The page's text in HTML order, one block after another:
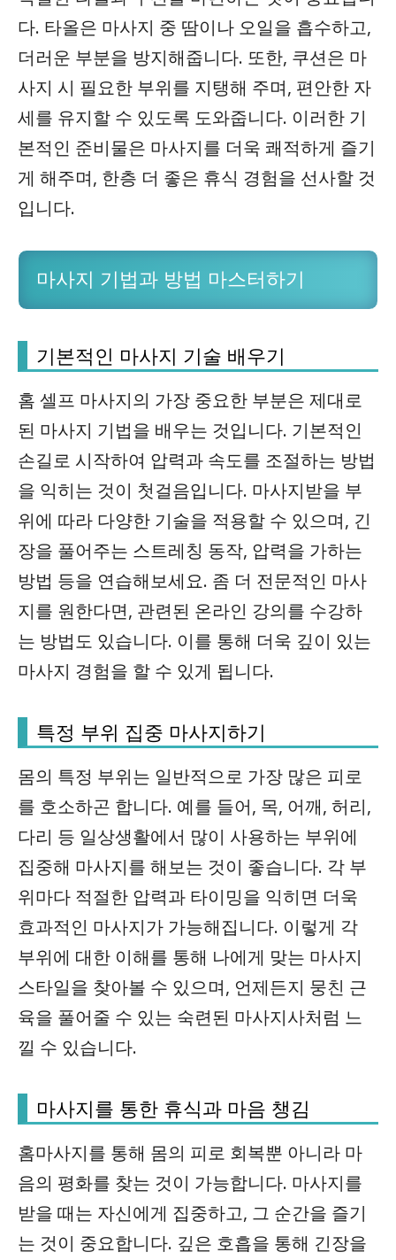
다. 타올은 마사지 중 땀이나 오일을 흡수하고,
더러운 부분을 방지해줍니다. 또한, 쿠션은 마
사지 시 필요한 부위를 지탱해 주며, 편안한 자
세를 유지할 수 있도록 도와줍니다. 이러한 기
본적인 준비물은 마사지를 더욱 쾌적하게 즐기
게 해주며, 한층 더 좋은 휴식 경험을 선사할 것
입니다.
마사지 기법과 방법 마스터하기
기본적인 마사지 기술 배우기
홈 셀프 마사지의 가장 중요한 부분은 제대로
된 마사지 기법을 배우는 것입니다. 기본적인
손길로 시작하여 압력과 속도를 조절하는 방법
을 익히는 것이 첫걸음입니다. 마사지받을 부
위에 따라 다양한 기술을 적용할 수 있으며, 긴
장을 풀어주는 스트레칭 동작, 압력을 가하는
방법 등을 연습해보세요. 좀 더 전문적인 마사
지를 원한다면, 관련된 온라인 강의를 수강하
는 방법도 있습니다. 이를 통해 더욱 깊이 있는
마사지 경험을 할 수 있게 됩니다.
특정 부위 집중 마사지하기
몸의 특정 부위는 일반적으로 가장 많은 피로
를 호소하곤 합니다. 예를 들어, 목, 어깨, 허리,
다리 등 일상생활에서 많이 사용하는 부위에
집중해 마사지를 해보는 것이 좋습니다. 각 부
위마다 적절한 압력과 타이밍을 익히면 더욱
효과적인 마사지가 가능해집니다. 이렇게 각
부위에 대한 이해를 통해 나에게 맞는 마사지
스타일을 찾아볼 수 있으며, 언제든지 뭉친 근
육을 풀어줄 수 있는 숙련된 마사지사처럼 느
낄 수 있습니다.
마사지를 통한 휴식과 마음 챙김
홈마사지를 통해 몸의 피로 회복뿐 아니라 마
음의 평화를 찾는 것이 가능합니다. 마사지를
받을 때는 자신에게 집중하고, 그 순간을 즐기
는 것이 중요합니다. 깊은 호흡을 통해 긴장을